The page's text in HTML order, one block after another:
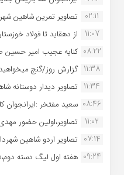
02:11
تصاویر تمرین شاهین
11:07
از دهقاید تا فولاد
08:22 کنایه عجیب امیر حسین
11:38 گزارش روز/گنج میخواهید
11:34 تصاویر دیدار دوستانه
08:46 سعید مفتخر :ایرانجوان
11:02
تصاویر،اولین حضور
07:14 تصاویر اردو شاهین
09:24 هفته اول لیگ دسته